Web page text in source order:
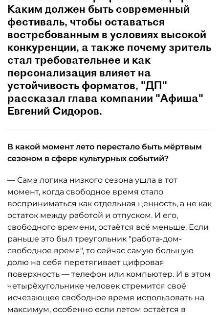
Каким должен быть современный
фестиваль, чтобы оставаться
востребованным в условиях высокой
конкуренции, а также почему зритель
стал требовательнее и как
персонализация влияет на
устойчивость форматов, "ДП"
рассказал глава компании "Афиша"
Евгений Сидоров.
В какой момент лето перестало быть мёртвым
сезоном в сфере культурных событий?
— Сама логика низкого сезона ушла в тот
момент, когда свободное время стало
восприниматься как отдельная ценность, а не как
остаток между работой и отпуском. И его,
свободного времени, остаётся всё меньше. Если
раньше это был треугольник "работа-дом-
свободное время", то сейчас самую большую
долю на себя перетягивает цифровая
поверхность — телефон или компьютер. И в этом
четырёхугольнике человек стремится своё
исчезающее свободное время использовать на
максимум, особенно если летом остаётся в